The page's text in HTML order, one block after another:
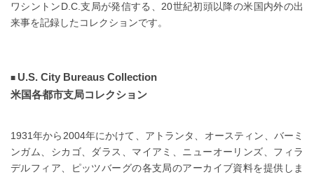
ワシントンD.C.支局が発信する、20世紀初頭以降の米国内外の出
来事を記録したコレクションです。
U.S. City Bureaus Collection
米国各都市支局コレクション
1931年から2004年にかけて、アトランタ、オースティン、バーミ
ンガム、シカゴ、ダラス、マイアミ、ニューオーリンズ、フィラ
デルフィア、ピッツバーグの各支局のアーカイブ資料を提供しま